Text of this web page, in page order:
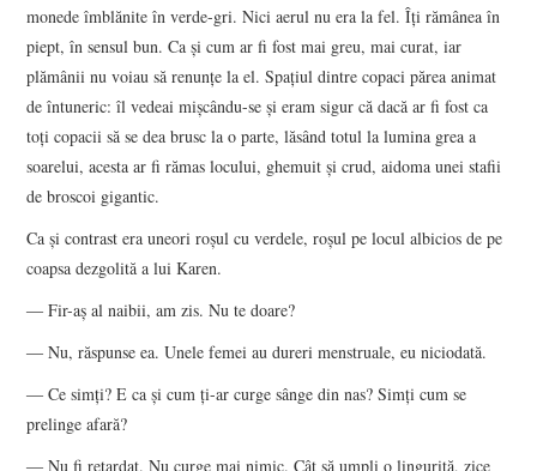
monede îmblănite în verde-gri. Nici aerul nu era la fel. Îți rămânea în
piept, în sensul bun. Ca și cum ar fi fost mai greu, mai curat, iar
plămânii nu voiau să renunțe la el. Spațiul dintre copaci părea animat
de întuneric: îl vedeai mișcându-se și eram sigur că dacă ar fi fost ca
toți copacii să se dea brusc la o parte, lăsând totul la lumina grea a
soarelui, acesta ar fi rămas locului, ghemuit și crud, aidoma unei stafii
de broscoi gigantic.
Ca și contrast era uneori roșul cu verdele, roșul pe locul albicios de pe
coapsa dezgolită a lui Karen.
― Fir-aș al naibii, am zis. Nu te doare?
― Nu, răspunse ea. Unele femei au dureri menstruale, eu niciodată.
― Ce simți? E ca și cum ți-ar curge sânge din nas? Simți cum se
prelinge afară?
― Nu fi retardat. Nu curge mai nimic. Cât să umpli o linguriță, zice